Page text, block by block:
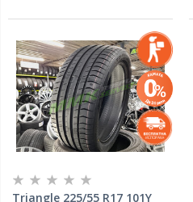
Triangle 225/55 R17 101Y